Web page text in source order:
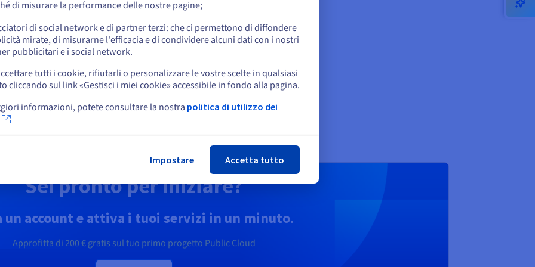
l’informatica quantistica
a una piattaforma
simula, testa ed esegui
su emulatori e QPU in
semplicità.
Quantum as a Service
Proteggi, gestisci e monitora i
Scopri Soluzioni Identity,
Security & Operations
Sei pronto per iniziare?
un account e attiva i tuoi servizi in un minuto.
Approfitta di 200 €gratis sul tuo primo progetto Public Cloud
sul sito web attuale
Seleziona un altro sito web
di misurare la performance delle nostre pagine;
di social network e di partner terzi: che ci permettono di diffondere
mirate, di misurarne l'efficacia e di condividere alcuni dati con i nostri
pubblicitari e i social network.
tutti i cookie, rifiutarli o personalizzare le vostre scelte in qualsiasi
cliccando sul link «Gestisci i miei cookie» accessibile in fondo alla pagina.
informazioni, potete consultare la nostra politica di utilizzo dei
Impostare Accetta tutto